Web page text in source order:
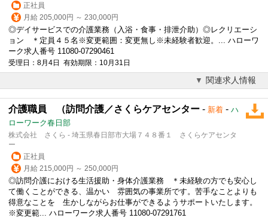
正社員
月給 205,000円 ～ 230,000円
◎デイサービスでの介護業務（入浴・食事・排泄介助）◎レクリエーシ
ョン ＊定員４５名※変更範囲：変更無し※未経験者歓迎。... ハローワ
ーク求人番号 11080-07290461
受理日：8月4日 有効期限：10月31日
関連求人情報
介護職員 （訪問介護／さくらケアセンター - 新着 - ハ
ローワーク春日部
株式会社 さくら - 埼玉県春日部市大場７４８番１ さくらケアセンタ
ー
正社員
月給 215,000円 ～ 250,000円
◎訪問介護における生活援助・身体介護業務 ＊未経験の方でも安心し
て働くことができる、温かい 雰囲気の事業所です。苦手なことよりも
得意なことを 生かしながらお仕事ができるようサポートいたします。
※変更範... ハローワーク求人番号 11080-07291761